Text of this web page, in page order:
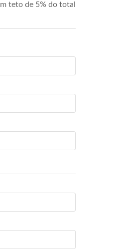
teto de 5% do total